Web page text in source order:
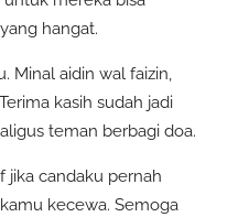
hangat.
Minal aidin wal faizin,
kasih sudah jadi
teman berbagi doa.
jika candaku pernah
kecewa. Semoga